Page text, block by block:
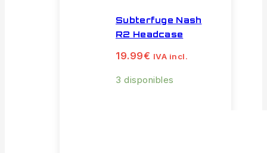
Subterfuge Nash
R2 Headcase
19.99€ IVA incl.
3 disponibles